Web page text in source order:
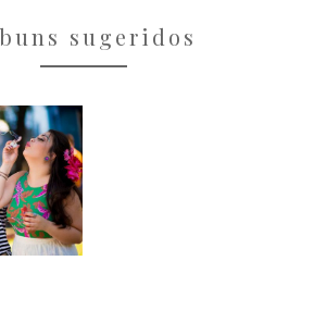
sugeridos